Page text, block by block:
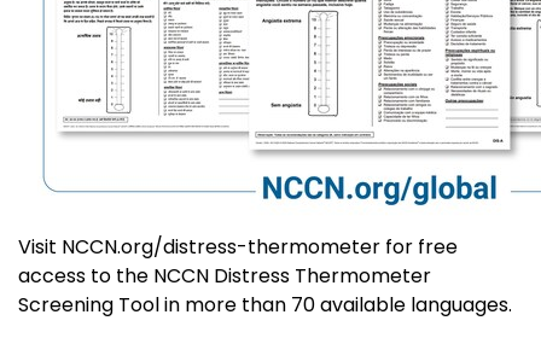
Visit NCCN.org/distress-thermometer for free
access to the NCCN Distress Thermometer
Screening Tool in more than 70 available languages.